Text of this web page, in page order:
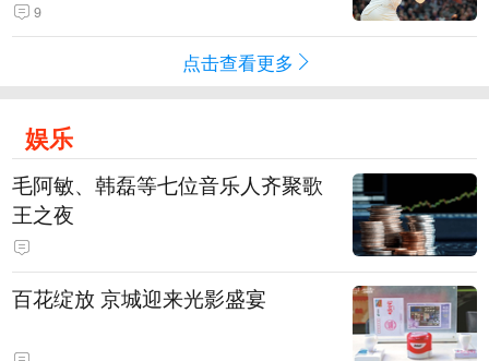
9
点击查看更多
娱乐
毛阿敏、韩磊等七位音乐人齐聚歌
王之夜
百花绽放 京城迎来光影盛宴